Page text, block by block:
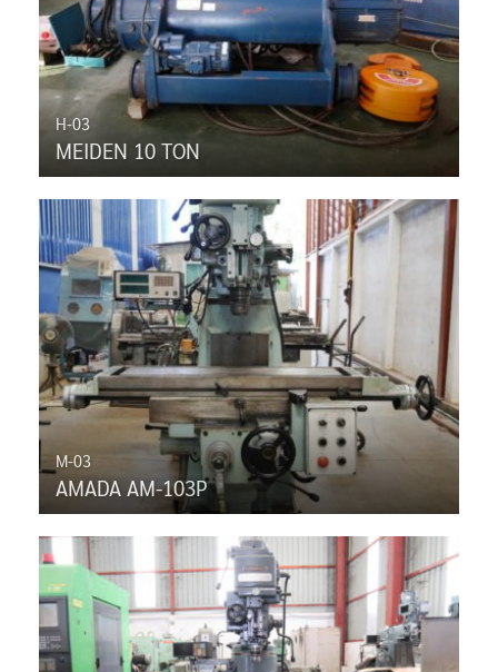
H-03
MEIDEN 10 TON
M-03
AMADA AM-103P